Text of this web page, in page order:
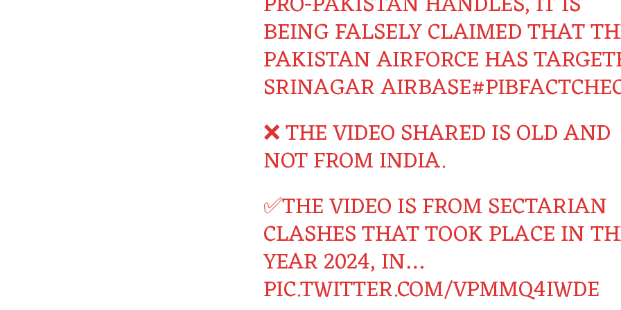
BEING FALSELY CLAIMED THAT
PAKISTAN AIRFORCE HAS
SRINAGAR AIRBASE
❌ THE VIDEO SHARED IS OLD AND
NOT FROM INDIA.
✅THE VIDEO IS FROM SECTARIAN
CLASHES THAT TOOK PLACE IN
YEAR 2024, IN…
PIC.TWITTER.COM/VPMMQ4IWDE